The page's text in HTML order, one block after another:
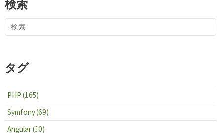
検索
タグ
PHP (165)
Symfony (69)
Angular (30)